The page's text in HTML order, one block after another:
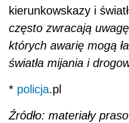
kierunkowskazy i
często zwracają
których awarię mogą
światła mijania i
* policja.pl
Źródło: materiały